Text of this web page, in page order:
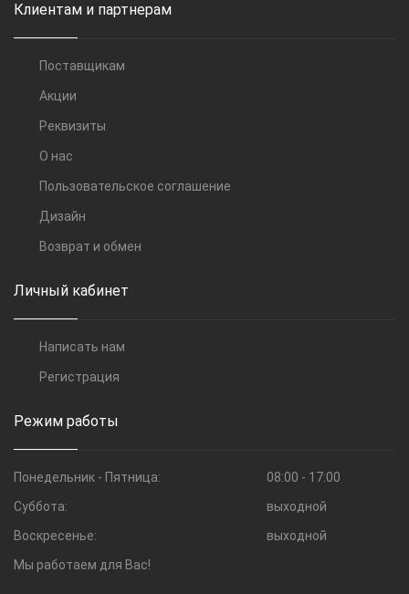
Клиентам и партнерам
Поставщикам
Акции
Реквизиты
О нас
Пользовательское соглашение
Дизайн
Возврат и обмен
Личный кабинет
Написать нам
Регистрация
Режим работы
Понедельник - Пятница:
08:00 - 17:00
Суббота:
выходной
Воскресенье:
выходной
Мы работаем для Вас!